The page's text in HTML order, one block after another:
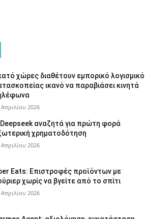
χώρες διαθέτουν εμπορικό λογισμικό
ικανό να παραβιάσει κινητά
Απριλίου 2026
αναζητά για πρώτη φορά
χρηματοδότηση
Απριλίου 2026
Eats: Επιστροφές προϊόντων με
χωρίς να βγείτε από το σπίτι
Απριλίου 2026